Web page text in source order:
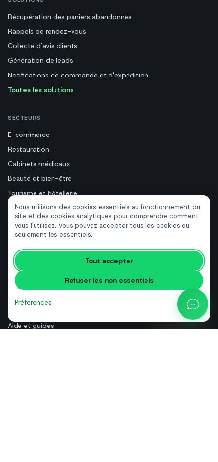
Nous utilisons des cookies essentiels au fonctionnement du
site et des cookies analytiques pour comprendre comment
vous l'utilisez. Vous pouvez accepter tous les cookies ou
seulement les essentiels.
Tout accepter
Refuser les non essentiels
Préférences
Récupération des paniers abandonnés
Rappels de rendez-vous
Collecte d'avis clients
Génération de leads
Notifications de commande et d'expédition
Toutes les solutions
SECTEURS
E-commerce
Restauration
Cabinets médicaux
Beauté et bien-être
Tourisme et hôtellerie
Immobilier
RESSOURCES
Outils gratuits
Glossaire
Comparatifs
Aide et guides